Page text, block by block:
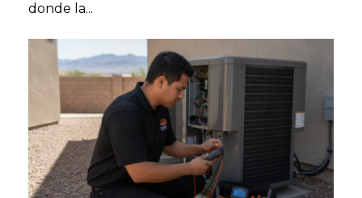
donde la...